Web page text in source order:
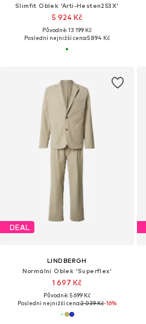
Slimfit Oblek 'Arti-Hesten253X'
5 924 Kč
Původně: 13 199 Kč
Poslední nejnižší cena:5 894 Kč
DEAL
LINDBERGH
Normální Oblek 'Superflex'
1 697 Kč
Původně: 5 699 Kč
Poslední nejnižší cena:2 039 Kč-16%